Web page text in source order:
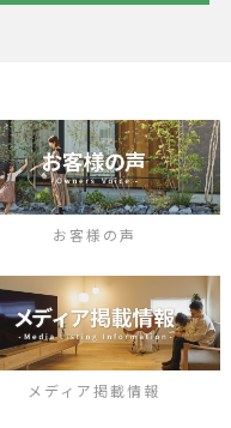
お客様の声
メディア掲載情報